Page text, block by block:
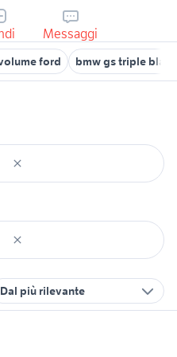
Messaggi
ford bmw gs triple
Dal più rilevante